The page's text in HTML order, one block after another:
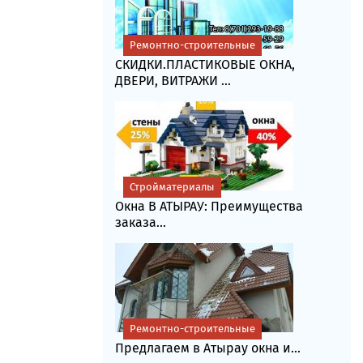
СКИДКИ.ПЛАСТИКОВЫЕ ОКНА,
ДВЕРИ, ВИТРАЖИ ...
Ремонтно-строительные
Окна В АТЫРАУ: Преимущества
заказа...
Стройматериалы
Предлагаем в Атырау окна и...
Ремонтно-строительные